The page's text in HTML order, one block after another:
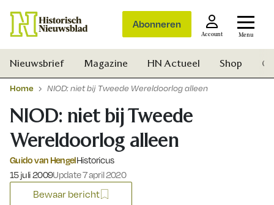
Abonneren
Account Menu
Nieuwsbrief Magazine HN Actueel Shop
Home NIOD: niet bij Tweede Wereldoorlog alleen
NIOD: niet bij Tweede
Wereldoorlog alleen
Guido van HengelHistoricus
Gepubliceerd op:
15 juli 2009Update 7 april 2020
Bewaar bericht